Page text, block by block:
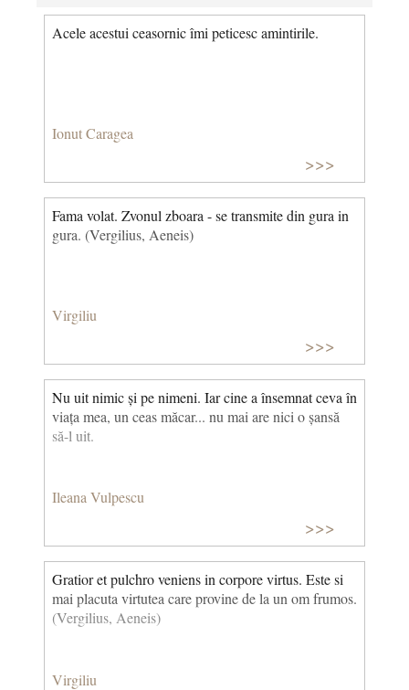
Acele acestui ceasornic îmi peticesc amintirile.
Ionut Caragea
>>>
Fama volat. Zvonul zboara - se transmite din gura in
gura. (Vergilius, Aeneis)
Virgiliu
>>>
Nu uit nimic și pe nimeni. Iar cine a însemnat ceva în
viața mea, un ceas măcar... nu mai are nici o șansă
să-l uit.
Ileana Vulpescu
>>>
Gratior et pulchro veniens in corpore virtus. Este si
mai placuta virtutea care provine de la un om frumos.
(Vergilius, Aeneis)
Virgiliu